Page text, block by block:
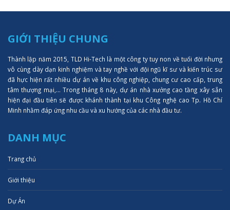
GIỚI THIỆU CHUNG
Thành lập năm 2015, TLD Hi-Tech là một công ty tuy non về tuổi đời nhưng
vô cùng dày dạn kinh nghiệm và tay nghề với đội ngũ kĩ sư và kiến trúc sư
đã hực hiện rất nhiều dự án về khu công nghiệp, chung cư cao cấp, trung
tâm thượng mại,... Trong tháng 8 này, dự án nhà xưởng cao tầng xây sẵn
hiện đại đầu tiên sẽ được khánh thành tại khu Công nghệ cao Tp. Hồ Chí
Minh nhằm đáp ứng nhu cầu và xu hướng của các nhà đầu tư.
DANH MỤC
Trang chủ
Giới thiệu
Dự Án